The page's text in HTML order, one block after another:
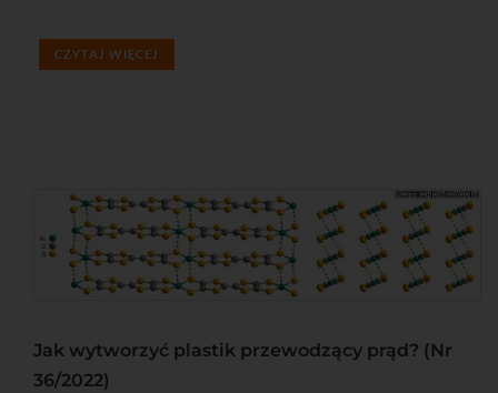
CZYTAJ WIĘCEJ
Jak wytworzyć plastik przewodzący prąd? (Nr
36/2022)